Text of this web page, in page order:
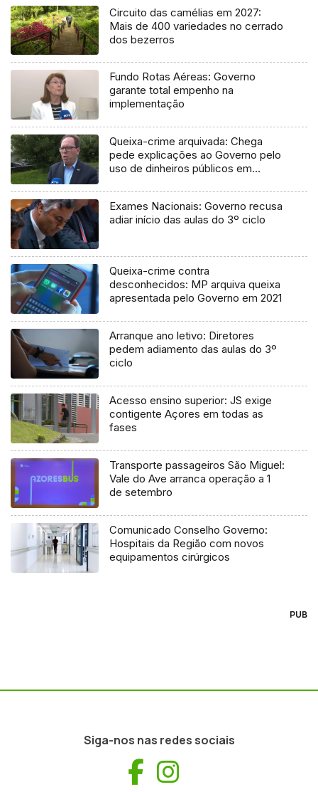
Circuito das camélias em 2027:
Mais de 400 variedades no cerrado
dos bezerros
Fundo Rotas Aéreas: Governo
garante total empenho na
implementação
Queixa-crime arquivada: Chega
pede explicações ao Governo pelo
uso de dinheiros públicos em
Exames Nacionais: Governo recusa
adiar início das aulas do 3º ciclo
Queixa-crime contra
desconhecidos: MP arquiva queixa
apresentada pelo Governo em 2021
Arranque ano letivo: Diretores
pedem adiamento das aulas do 3º
ciclo
Acesso ensino superior: JS exige
contigente Açores em todas as
fases
Transporte passageiros São Miguel:
Vale do Ave arranca operação a 1
de setembro
Comunicado Conselho Governo:
Hospitais da Região com novos
equipamentos cirúrgicos
PUB
Siga-nos nas redes sociais
Facebook